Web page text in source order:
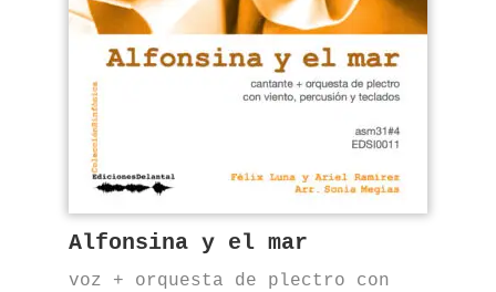
Alfonsina y el mar
voz + orquesta de plectro con